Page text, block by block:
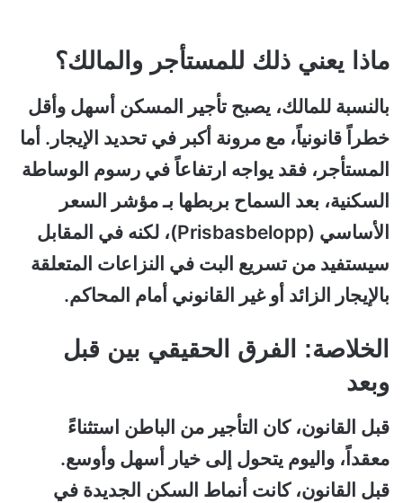
ماذا يعني ذلك للمستأجر والمالك؟
بالنسبة للمالك، يصبح تأجير المسكن أسهل وأقل
خطراً قانونياً، مع مرونة أكبر في تحديد الإيجار. أما
المستأجر، فقد يواجه ارتفاعاً في رسوم الوساطة
السكنية، بعد السماح بربطها بـ مؤشر السعر
الأساسي (Prisbasbelopp)، لكنه في المقابل
سيستفيد من تسريع البت في النزاعات المتعلقة
بالإيجار الزائد أو غير القانوني أمام المحاكم.
الخلاصة: الفرق الحقيقي بين قبل
وبعد
قبل القانون، كان التأجير من الباطن استثناءً
معقداً، واليوم يتحول إلى خيار أسهل وأوسع.
قبل القانون، كانت أنماط السكن الجديدة في